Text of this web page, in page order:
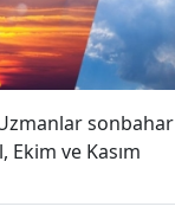
ve Kasım